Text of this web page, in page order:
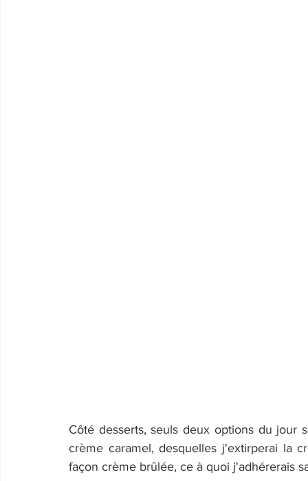
Côté desserts, seuls deux options du jour
crème caramel, desquelles j'extirperai la
façon crème brûlée, ce à quoi j'adhérerais